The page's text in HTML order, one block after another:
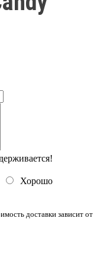
Хорошо
доставки зависит от